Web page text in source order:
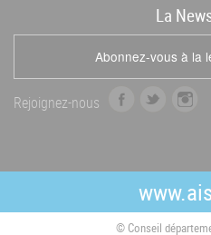
La
Abonnez-vous à la
Rejoignez-nous
b
o
t
e
r
a
g
r
© Conseil